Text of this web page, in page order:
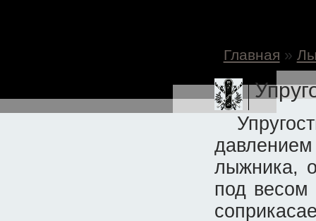
Главная »
лыжника,
под весом